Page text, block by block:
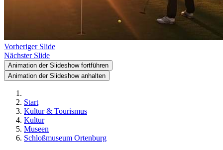
Vorheriger Slide
Nächster Slide
Animation der Slideshow fortführen
Animation der Slideshow anhalten
Start
Kultur & Tourismus
Kultur
Museen
Schloßmuseum Ortenburg